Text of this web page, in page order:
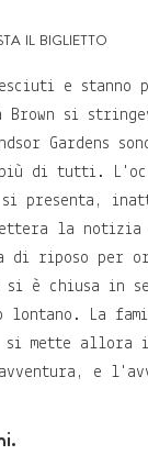
il biglietto
e
si
Gardens
più di tutti.
si presenta,
la notizia
di riposo per
si è chiusa in
lontano. La
si mette
e